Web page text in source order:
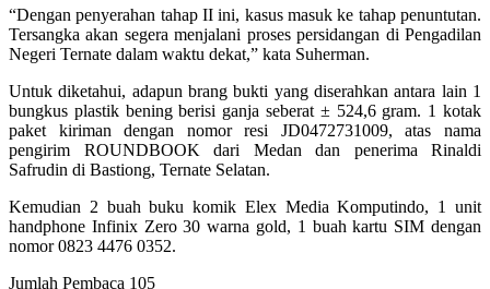
“Dengan penyerahan tahap II ini, kasus masuk ke tahap penuntutan.
Tersangka akan segera menjalani proses persidangan di Pengadilan
Negeri Ternate dalam waktu dekat,” kata Suherman.
Untuk diketahui, adapun brang bukti yang diserahkan antara lain 1
bungkus plastik bening berisi ganja seberat ± 524,6 gram. 1 kotak
paket kiriman dengan nomor resi JD0472731009, atas nama
pengirim ROUNDBOOK dari Medan dan penerima Rinaldi
Safrudin di Bastiong, Ternate Selatan.
Kemudian 2 buah buku komik Elex Media Komputindo, 1 unit
handphone Infinix Zero 30 warna gold, 1 buah kartu SIM dengan
nomor 0823 4476 0352.
Jumlah Pembaca 105